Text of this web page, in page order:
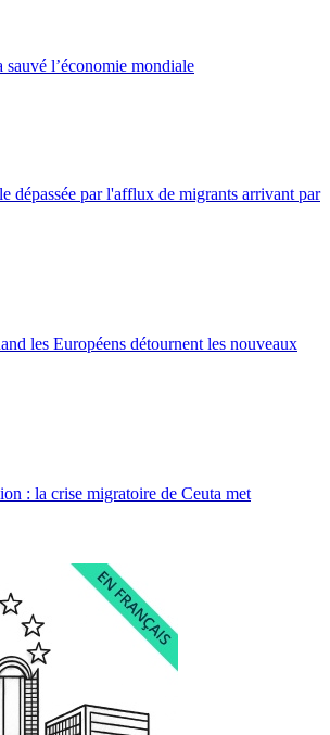
l’économie mondiale
dépassée par l'afflux de migrants arrivant par
les Européens détournent les nouveaux
: la crise migratoire de Ceuta met